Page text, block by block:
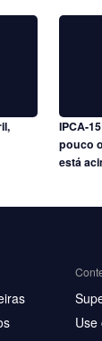
IPCA-
pouco
está
Use